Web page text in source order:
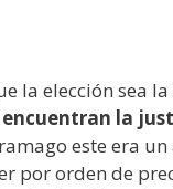
la elección sea
la
este era
por orden de